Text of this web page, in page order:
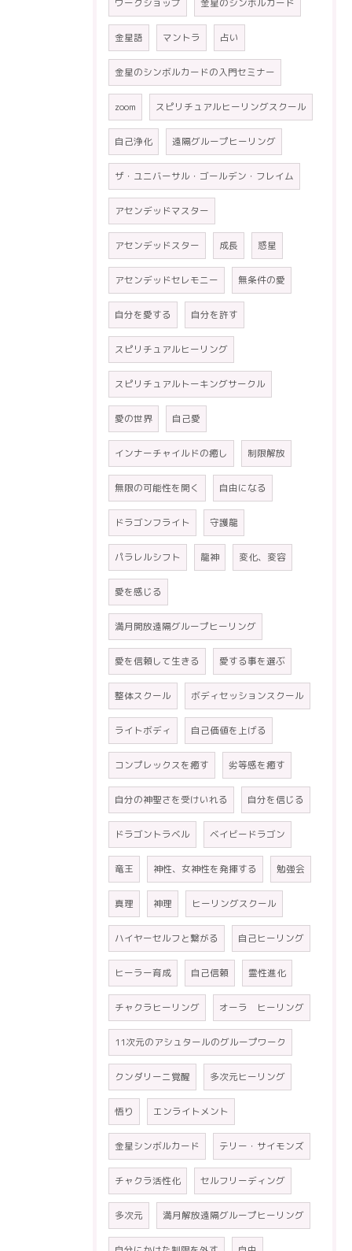
ワークショップ 金星のシンボルカード
金星語 マントラ 占い
金星のシンボルカードの入門セミナー
zoom スピリチュアルヒーリングスクール
自己浄化 遠隔グループヒーリング
ザ・ユニバーサル・ゴールデン・フレイム
アセンデッドマスター
アセンデッドスター 成長 惑星
アセンデッドセレモニー 無条件の愛
自分を愛する 自分を許す
スピリチュアルヒーリング
スピリチュアルトーキングサークル
愛の世界 自己愛
インナーチャイルドの癒し 制限解放
無限の可能性を開く 自由になる
ドラゴンフライト 守護龍
パラレルシフト 龍神 変化、変容
愛を感じる
満月開放遠隔グループヒーリング
愛を信頼して生きる 愛する事を選ぶ
整体スクール ボディセッションスクール
ライトボディ 自己価値を上げる
コンプレックスを癒す 劣等感を癒す
自分の神聖さを受けいれる 自分を信じる
ドラゴントラベル ベイビードラゴン
竜王 神性、女神性を発揮する 勉強会
真理 神理 ヒーリングスクール
ハイヤーセルフと繋がる 自己ヒーリング
ヒーラー育成 自己信頼 霊性進化
チャクラヒーリング オーラ ヒーリング
11次元のアシュタールのグループワーク
クンダリーニ覚醒 多次元ヒーリング
悟り エンライトメント
金星シンボルカード テリー・サイモンズ
チャクラ活性化 セルフリーディング
多次元 満月解放遠隔グループヒーリング